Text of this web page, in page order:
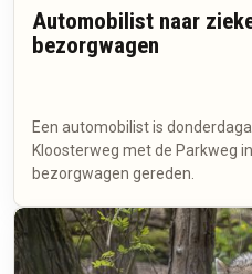
Automobilist naar
bezorgwagen
Een automobilist is
Kloosterweg met de Parkweg
bezorgwagen gereden.